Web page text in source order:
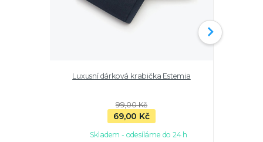
Luxusní dárková krabička Estemia
99,00 Kč
69,00 Kč
Skladem - odesíláme do 24 h